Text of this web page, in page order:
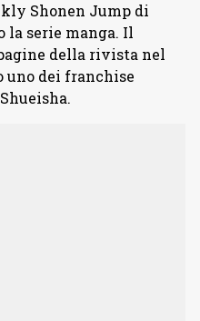
Shonen Jump di
la serie manga. Il
della rivista nel
uno dei franchise